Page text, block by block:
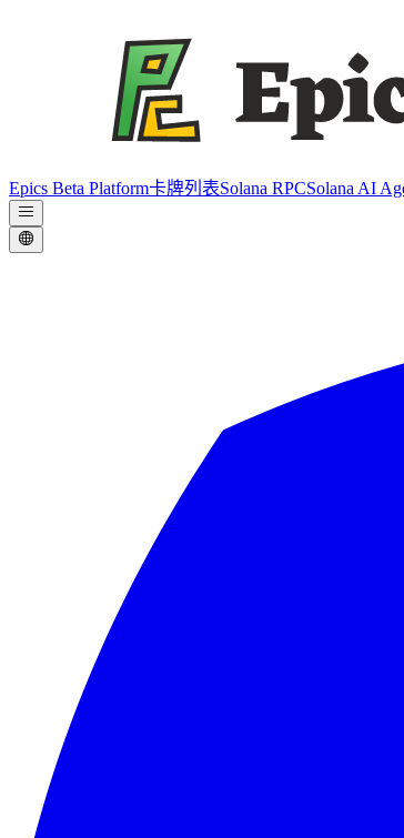
Epics Beta Platform卡牌列表Solana RPCSolana AI